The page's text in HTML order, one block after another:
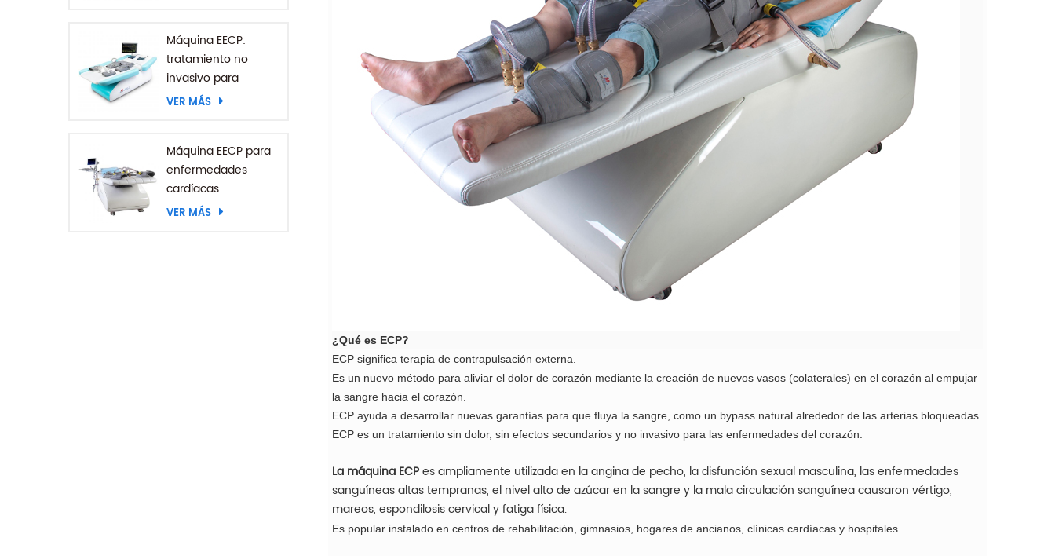
Máquina EECP:
tratamiento no
invasivo para
pacientes con
VER MÁS
Máquina EECP para
enfermedades
cardíacas
VER MÁS
¿Qué es ECP?
ECP significa terapia de contrapulsación externa.
Es un nuevo método para aliviar el dolor de corazón mediante la creación de nuevos vasos (colaterales) en el corazón al empujar
la sangre hacia el corazón.
ECP ayuda a desarrollar nuevas garantías para que fluya la sangre, como un bypass natural alrededor de las arterias bloqueadas.
ECP es un tratamiento sin dolor, sin efectos secundarios y no invasivo para las enfermedades del corazón.
La máquina ECPes ampliamente utilizada en la angina de pecho, la disfunción sexual masculina, las enfermedades
sanguíneas altas tempranas, el nivel alto de azúcar en la sangre y la mala circulación sanguínea causaron vértigo,
mareos, espondilosis cervical y fatiga física.
Es popular instalado en centros de rehabilitación, gimnasios, hogares de ancianos, clínicas cardíacas y hospitales.